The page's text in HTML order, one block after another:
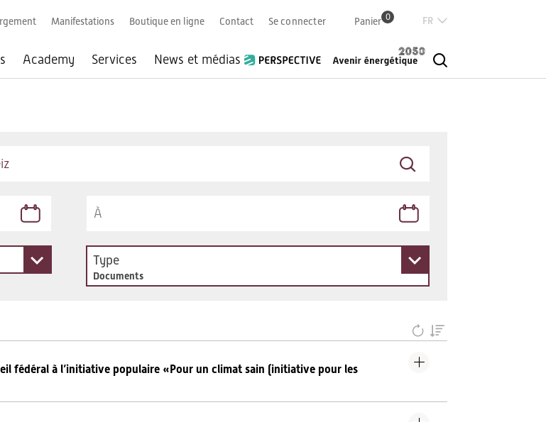
Academy Services News et médias
Manifestations Boutique en ligne Contact Se connecter Panier 0
English
Type
Documents
fédéral à l’initiative populaire «Pour un climat sain (initiative pour les